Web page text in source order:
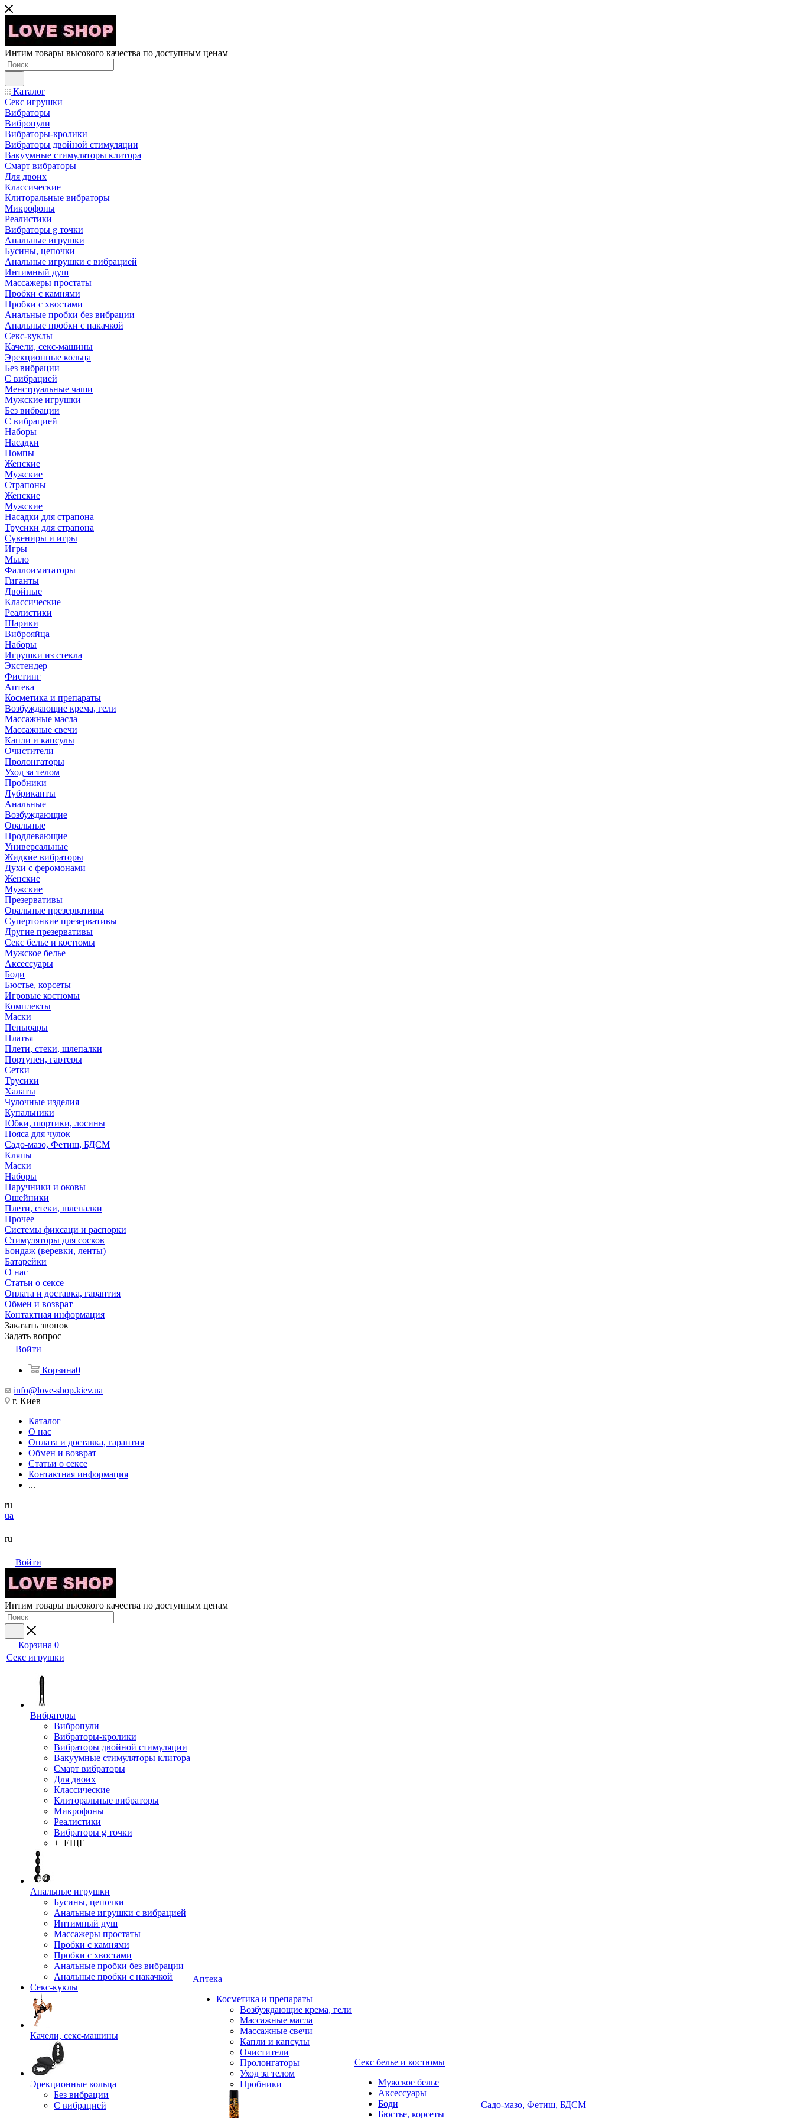
Интим товары высокого качества по доступным ценам
Каталог
Секс игрушки
Вибраторы
Вибропули
Вибраторы-кролики
Вибраторы двойной стимуляции
Вакуумные стимуляторы клитора
Смарт вибраторы
Для двоих
Классические
Клиторальные вибраторы
Микрофоны
Реалистики
Вибраторы g точки
Анальные игрушки
Бусины, цепочки
Анальные игрушки с вибрацией
Интимный душ
Массажеры простаты
Пробки с камнями
Пробки с хвостами
Анальные пробки без вибрации
Анальные пробки с накачкой
Секс-куклы
Качели, секс-машины
Эрекционные кольца
Без вибрации
С вибрацией
Менструальные чаши
Мужские игрушки
Без вибрации
С вибрацией
Наборы
Насадки
Помпы
Женские
Мужские
Страпоны
Женские
Мужские
Насадки для страпона
Трусики для страпона
Сувениры и игры
Игры
Мыло
Фаллоимитаторы
Гиганты
Двойные
Классические
Реалистики
Шарики
Виброяйца
Наборы
Игрушки из стекла
Экстендер
Фистинг
Аптека
Косметика и препараты
Возбуждающие крема, гели
Массажные масла
Массажные свечи
Капли и капсулы
Очистители
Пролонгаторы
Уход за телом
Пробники
Лубриканты
Анальные
Возбуждающие
Оральные
Продлевающие
Универсальные
Жидкие вибраторы
Духи с феромонами
Женские
Мужские
Презервативы
Оральные презервативы
Супертонкие презервативы
Другие презервативы
Секс белье и костюмы
Мужское белье
Аксессуары
Боди
Бюстье, корсеты
Игровые костюмы
Комплекты
Маски
Пеньюары
Платья
Плети, стеки, шлепалки
Портупеи, гартеры
Сетки
Трусики
Халаты
Чулочные изделия
Купальники
Юбки, шортики, лосины
Пояса для чулок
Садо-мазо, Фетиш, БДСМ
Кляпы
Маски
Наборы
Наручники и оковы
Ошейники
Плети, стеки, шлепалки
Прочее
Системы фиксаци и распорки
Стимуляторы для сосков
Бондаж (веревки, ленты)
Батарейки
О нас
Статьи о сексе
Оплата и доставка, гарантия
Обмен и возврат
Контактная информация
Заказать звонок
Задать вопрос
Войти
Корзина0
info@love-shop.kiev.ua
г. Киев
Каталог
О нас
Оплата и доставка, гарантия
Обмен и возврат
Статьи о сексе
Контактная информация
...
ru
ua
ru
Войти
Интим товары высокого качества по доступным ценам
Корзина 0
Секс игрушки
Вибраторы
Вибропули
Вибраторы-кролики
Вибраторы двойной стимуляции
Вакуумные стимуляторы клитора
Смарт вибраторы
Для двоих
Классические
Клиторальные вибраторы
Микрофоны
Реалистики
Вибраторы g точки
+ ЕЩЕ
Анальные игрушки
Бусины, цепочки
Анальные игрушки с вибрацией
Интимный душ
Массажеры простаты
Пробки с камнями
Пробки с хвостами
Анальные пробки без вибрации
Анальные пробки с накачкой
Секс-куклы
Качели, секс-машины
Эрекционные кольца
Без вибрации
С вибрацией
Аптека
Косметика и препараты
Возбуждающие крема, гели
Массажные масла
Массажные свечи
Капли и капсулы
Очистители
Пролонгаторы
Уход за телом
Пробники
Секс белье и костюмы
Мужское белье
Аксессуары
Боди
Бюстье, корсеты
Садо-мазо, Фетиш, БДСМ